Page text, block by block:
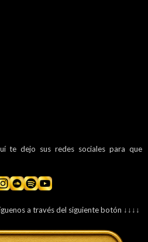
te dejo sus redes sociales para que
a través del siguiente botón ↓↓↓↓